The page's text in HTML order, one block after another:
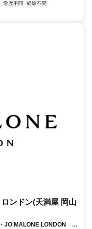
学歴不問
経験不問
ンドン(天満屋 岡山
JO MALONE LONDON 天